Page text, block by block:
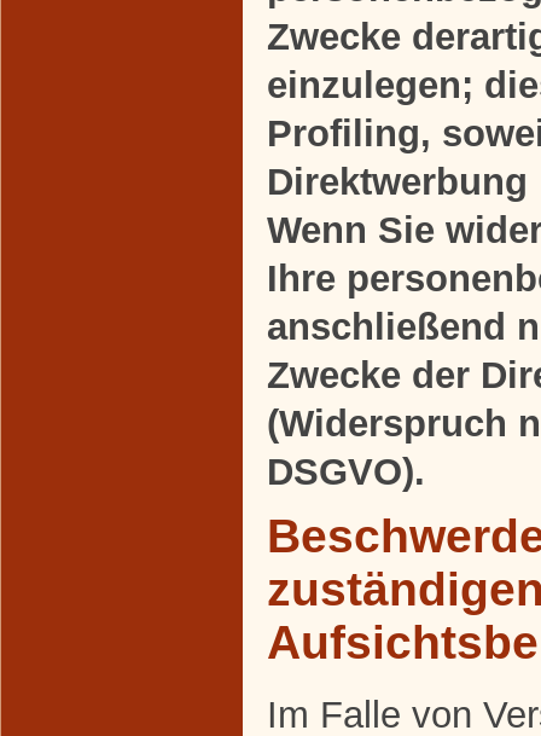
Zwecke
einzulegen;
Profiling,
Wenn Sie
Ihre
anschließend
Zwecke der
(Widerspruch
DSGVO).
Im Falle von